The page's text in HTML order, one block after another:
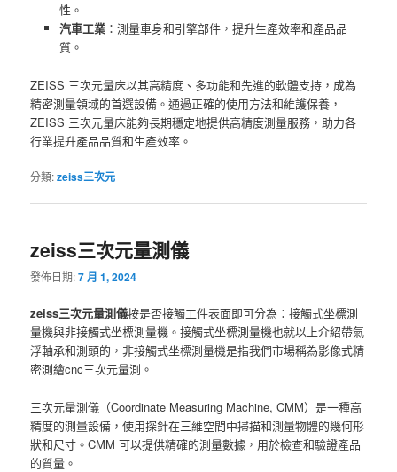
性。
汽車工業：測量車身和引擎部件，提升生產效率和產品品
質。
ZEISS 三次元量床以其高精度、多功能和先進的軟體支持，成為
精密測量領域的首選設備。通過正確的使用方法和維護保養，
ZEISS 三次元量床能夠長期穩定地提供高精度測量服務，助力各
行業提升產品品質和生產效率。
分類:zeiss三次元
zeiss三次元量測儀
發佈日期:7 月 1, 2024
zeiss三次元量測儀按是否接觸工件表面即可分為：接觸式坐標測
量機與非接觸式坐標測量機。接觸式坐標測量機也就以上介紹帶氣
浮軸承和測頭的，非接觸式坐標測量機是指我們市場稱為影像式精
密測繪cnc三次元量測。
三次元量測儀（Coordinate Measuring Machine, CMM）是一種高
精度的測量設備，使用探針在三維空間中掃描和測量物體的幾何形
狀和尺寸。CMM 可以提供精確的測量數據，用於檢查和驗證產品
的質量。